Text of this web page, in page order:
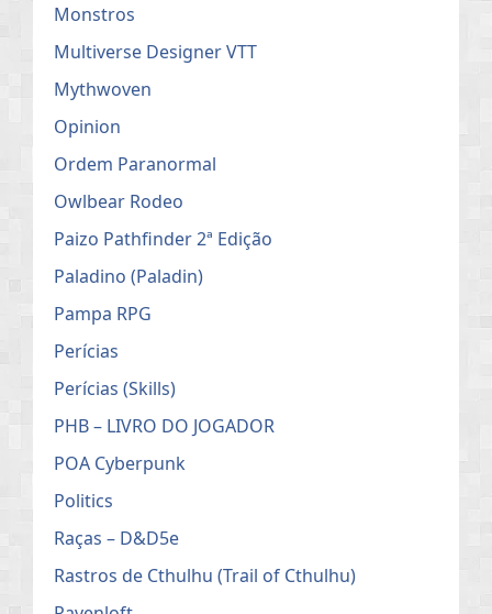
Monstros
Multiverse Designer VTT
Mythwoven
Opinion
Ordem Paranormal
Owlbear Rodeo
Paizo Pathfinder 2ª Edição
Paladino (Paladin)
Pampa RPG
Perícias
Perícias (Skills)
PHB – LIVRO DO JOGADOR
POA Cyberpunk
Politics
Raças – D&D5e
Rastros de Cthulhu (Trail of Cthulhu)